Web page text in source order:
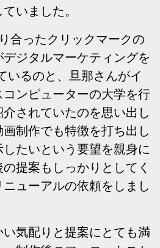
いました。
合ったクリックマークの
ジタルマーケティングを
いるのと、旦那さんがイ
ンピューターの大学を行
されていたのを思い出し
制作でも特徴を打ち出し
たいという要望を親身に
提案もしっかりとしてく
ューアルの依頼をしまし
気配りと提案にとても満